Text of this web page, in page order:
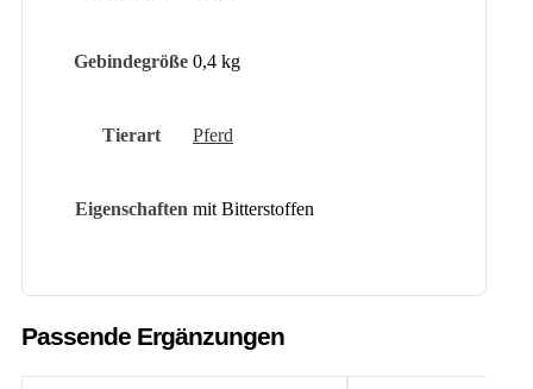
Gebindegröße 0,4 kg
Tierart Pferd
Eigenschaften mit Bitterstoffen
Passende Ergänzungen